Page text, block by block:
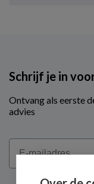
Schrijf je in
Ontvang als eerste
advies
Email